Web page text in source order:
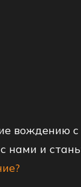
вождению
нами и